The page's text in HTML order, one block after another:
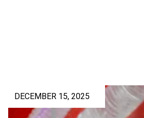
DECEMBER 15, 2025